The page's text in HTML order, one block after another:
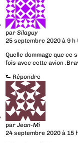
parSilaguy
25 septembre 2020 à 9 h
Quelle dommage que ce
fois avec cette avion
⮑ Répondre
parJean-Mi
24 septembre 2020 à 15